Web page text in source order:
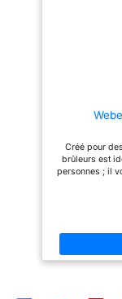
Créé pour
brûleurs est
personnes ; il
puissance de
façon
rapidement la
permet
Cuisson
vos plats à